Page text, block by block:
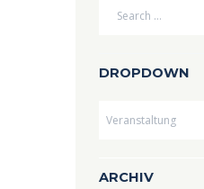
DROPDOWN
ARCHIV